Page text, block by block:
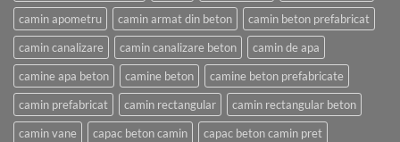
camin apometru
camin armat din beton
camin beton prefabricat
camin canalizare
camin canalizare beton
camin de apa
camine apa beton
camine beton
camine beton prefabricate
camin prefabricat
camin rectangular
camin rectangular beton
camin vane
capac beton camin
capac beton camin pret